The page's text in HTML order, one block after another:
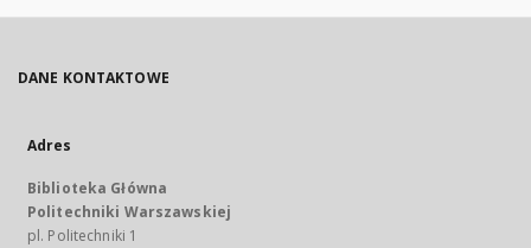
DANE KONTAKTOWE
Adres
Biblioteka Główna
Politechniki Warszawskiej
pl. Politechniki 1